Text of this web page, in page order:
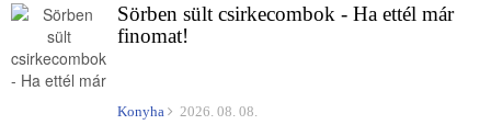
Sörben sült csirkecombok - Ha ettél már
finomat!
Konyha 2026. 08. 08.